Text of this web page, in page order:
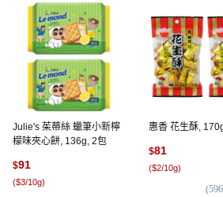
Julie's 茱蒂絲 蠟筆小新檸
檬味夾心餅, 136g, 2包
$91
($3/10g)
惠香 花生酥,
$81
($2/10g)
(596